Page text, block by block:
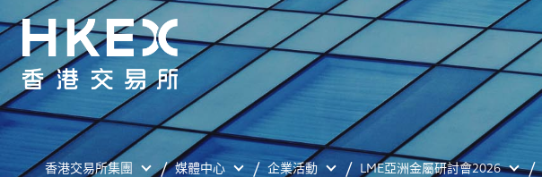
香港交易所集團 媒體中心 企業活動 LME亞洲金屬研討會2026